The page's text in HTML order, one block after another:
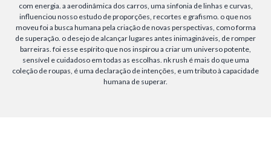
com energia. a aerodinâmica dos carros, uma sinfonia de linhas e curvas,
influenciou nosso estudo de proporções, recortes e grafismo. o que nos
moveu foi a busca humana pela criação de novas perspectivas, como forma
de superação. o desejo de alcançar lugares antes inimagináveis, de romper
barreiras. foi esse espírito que nos inspirou a criar um universo potente,
sensível e cuidadoso em todas as escolhas. nk rush é mais do que uma
coleção de roupas, é uma declaração de intenções, e um tributo à capacidade
humana de superar.